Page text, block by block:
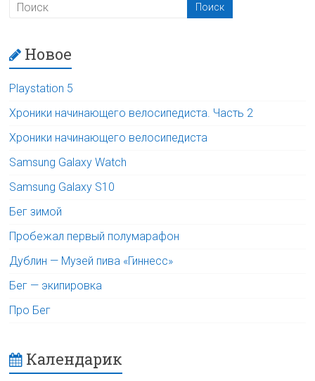
Новое
Playstation 5
Хроники начинающего велосипедиста. Часть 2
Хроники начинающего велосипедиста
Samsung Galaxy Watch
Samsung Galaxy S10
Бег зимой
Пробежал первый полумарафон
Дублин — Музей пива «Гиннесс»
Бег — экипировка
Про Бег
Календарик